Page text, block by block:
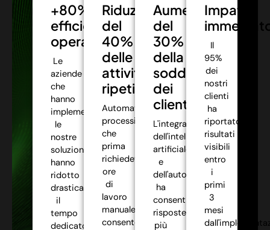
+80%
efficienza
operativa:
Le
aziende
che
hanno
implementato
le
nostre
soluzioni
hanno
ridotto
drasticamente
il
tempo
dedicato
Riduzione
del
40%
delle
attività
ripetitive:
Automatizziamo
processi
che
prima
richiedevano
ore
di
lavoro
manuale,
consentendo
Aumento
del
30%
della
soddisfazione
dei
clienti:
L'integrazione
dell'intelligenza
artificiale
e
dell'automazione
ha
consentito
risposte
più
Impatto
Il
95%
dei
nostri
clienti
ha
riportato
risultati
visibili
entro
i
primi
3
mesi